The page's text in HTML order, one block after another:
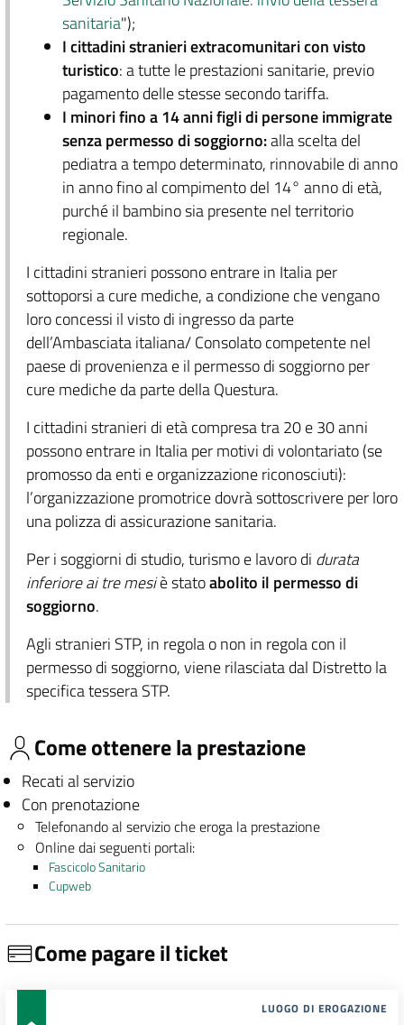
sanitaria");
I cittadini stranieri extracomunitari con visto
turistico: a tutte le prestazioni sanitarie, previo
pagamento delle stesse secondo tariffa.
I minori fino a 14 anni figli di persone immigrate
senza permesso di soggiorno:alla scelta del
pediatra a tempo determinato, rinnovabile di anno
in anno fino al compimento del 14° anno di età,
purché il bambino sia presente nel territorio
regionale.
I cittadini stranieri possono entrare in Italia per
sottoporsi a cure mediche, a condizione che vengano
loro concessi il visto di ingresso da parte
dell’Ambasciata italiana/ Consolato competente nel
paese di provenienza e il permesso di soggiorno per
cure mediche da parte della Questura.
I cittadini stranieri di età compresa tra 20 e 30 anni
possono entrare in Italia per motivi di volontariato (se
promosso da enti e organizzazione riconosciuti):
l’organizzazione promotrice dovrà sottoscrivere per loro
una polizza di assicurazione sanitaria.
Per i soggiorni di studio, turismo e lavoro di durata
inferiore ai tre mesiè statoabolito il permesso di
soggiorno.
Agli stranieri STP, in regola o non in regola con il
permesso di soggiorno, viene rilasciata dal Distretto la
specifica tessera STP.
Come ottenere la prestazione
Recati al servizio
Con prenotazione
Telefonando al servizio che eroga la prestazione
Online dai seguenti portali:
Fascicolo Sanitario
Cupweb
Come pagare il ticket
LUOGO DI EROGAZIONE